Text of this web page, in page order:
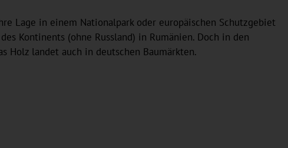
Lage in einem Nationalpark oder europäischen Schutzgebiet
Kontinents (ohne Russland) in Rumänien. Doch in den
Holz landet auch in deutschen Baumärkten.